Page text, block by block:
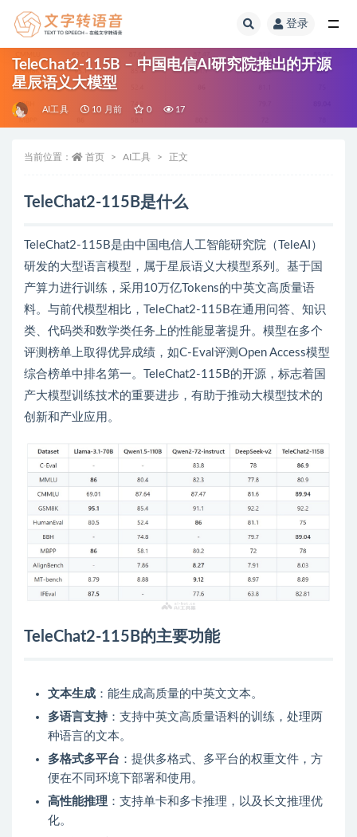
登录
TeleChat2-115B – 中国电信AI研究院推出的开源
星辰语义大模型
AI工具 10 月前 0 17
当前位置： 首页 AI工具 正文
TeleChat2-115B是什么
TeleChat2-115B是由中国电信人工智能研究院（TeleAI）
研发的大型语言模型，属于星辰语义大模型系列。基于国
产算力进行训练，采用10万亿Tokens的中英文高质量语
料。与前代模型相比，TeleChat2-115B在通用问答、知识
类、代码类和数学类任务上的性能显著提升。模型在多个
评测榜单上取得优异成绩，如C-Eval评测Open Access模型
综合榜单中排名第一。TeleChat2-115B的开源，标志着国
产大模型训练技术的重要进步，有助于推动大模型技术的
创新和产业应用。
TeleChat2-115B的主要功能
文本生成 ：能生成高质量的中英文文本。
多语言支持：支持中英文高质量语料的训练，处理两
种语言的文本。
多格式多平台 ：提供多格式、多平台的权重文件，方
便在不同环境下部署和使用。
高性能推理 ：支持单卡和多卡推理，以及长文推理优
化。